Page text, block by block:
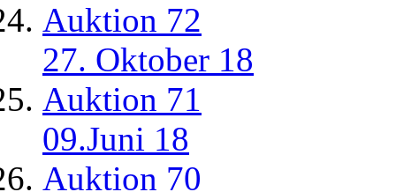
Auktion 72
27. Oktober 18
Auktion 71
09.Juni 18
Auktion 70